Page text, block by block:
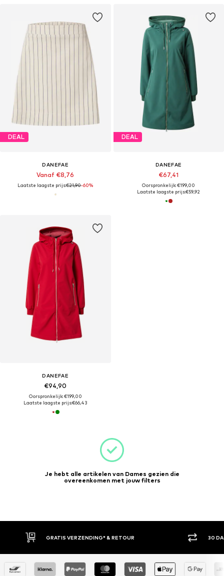
DEAL
DANEFAE
Vanaf €8,76
Laatste laagste prijs:€21,90-60%
DEAL
DANEFAE
€67,41
Oorspronkelijk: €199,00
Laatste laagste prijs:€59,92
DANEFAE
€94,90
Oorspronkelijk: €199,00
Laatste laagste prijs:€66,43
Je hebt alle artikelen van Dames gezien die
overeenkomen met jouw filters
GRATIS VERZENDING* & RETOUR 30